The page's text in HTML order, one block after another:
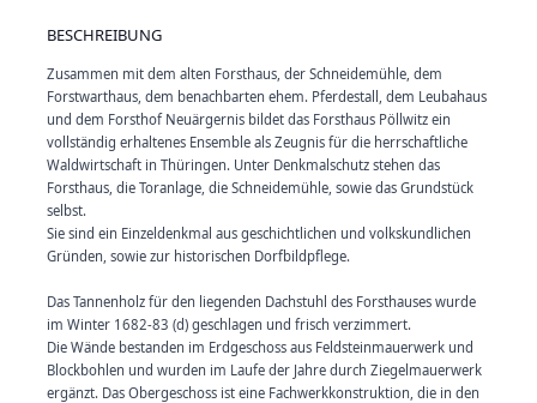
BESCHREIBUNG
Zusammen mit dem alten Forsthaus, der Schneidemühle, dem
Forstwarthaus, dem benachbarten ehem. Pferdestall, dem Leubahaus
und dem Forsthof Neuärgernis bildet das Forsthaus Pöllwitz ein
vollständig erhaltenes Ensemble als Zeugnis für die herrschaftliche
Waldwirtschaft in Thüringen. Unter Denkmalschutz stehen das
Forsthaus, die Toranlage, die Schneidemühle, sowie das Grundstück
selbst.
Sie sind ein Einzeldenkmal aus geschichtlichen und volkskundlichen
Gründen, sowie zur historischen Dorfbildpflege.
Das Tannenholz für den liegenden Dachstuhl des Forsthauses wurde
im Winter 1682-83 (d) geschlagen und frisch verzimmert.
Die Wände bestanden im Erdgeschoss aus Feldsteinmauerwerk und
Blockbohlen und wurden im Laufe der Jahre durch Ziegelmauerwerk
ergänzt. Das Obergeschoss ist eine Fachwerkkonstruktion, die in den